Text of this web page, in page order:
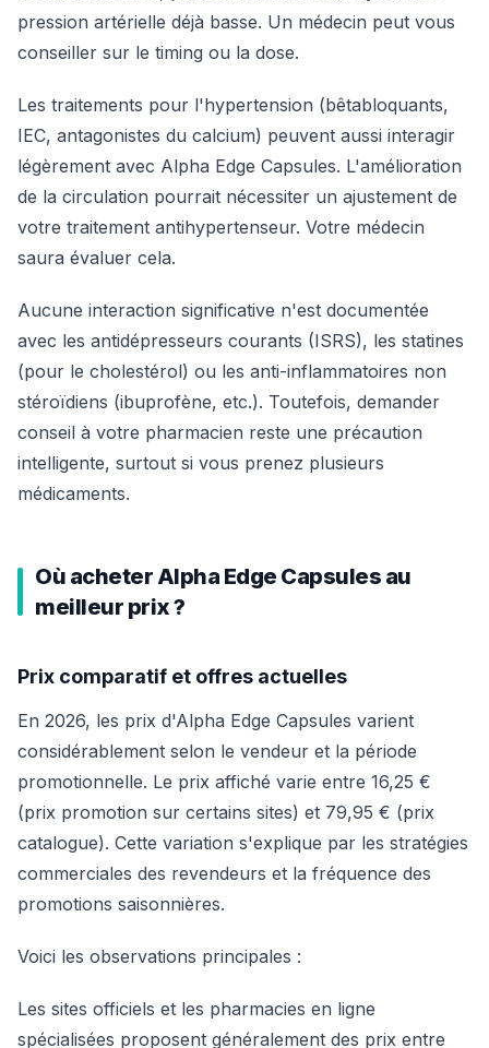
pression artérielle déjà basse. Un médecin peut vous
conseiller sur le timing ou la dose.
Les traitements pour l'hypertension (bêtabloquants,
IEC, antagonistes du calcium) peuvent aussi interagir
légèrement avec Alpha Edge Capsules. L'amélioration
de la circulation pourrait nécessiter un ajustement de
votre traitement antihypertenseur. Votre médecin
saura évaluer cela.
Aucune interaction significative n'est documentée
avec les antidépresseurs courants (ISRS), les statines
(pour le cholestérol) ou les anti-inflammatoires non
stéroïdiens (ibuprofène, etc.). Toutefois, demander
conseil à votre pharmacien reste une précaution
intelligente, surtout si vous prenez plusieurs
médicaments.
Où acheter Alpha Edge Capsules au
meilleur prix ?
Prix comparatif et offres actuelles
En 2026, les prix d'Alpha Edge Capsules varient
considérablement selon le vendeur et la période
promotionnelle. Le prix affiché varie entre 16,25 €
(prix promotion sur certains sites) et 79,95 € (prix
catalogue). Cette variation s'explique par les stratégies
commerciales des revendeurs et la fréquence des
promotions saisonnières.
Voici les observations principales :
Les sites officiels et les pharmacies en ligne
spécialisées proposent généralement des prix entre